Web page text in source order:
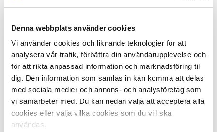
Denna webbplats använder cookies
Vi använder cookies och liknande teknologier för att
analysera vår trafik, förbättra din användarupplevelse och
för att rikta anpassad information och marknadsföring till
dig. Den information som samlas in kan komma att delas
med sociala medier och annons- och analysföretag som
vi samarbeter med. Du kan nedan välja att acceptera alla
cookies eller välja vilka cookies som du vill ska
användas.
deras publikarbete. Ingen klubb får mindre än 200 000
Aktuell publik säsongen 2025:
Allsvenskan: 1 086 316 (11 084 i snitt per match)
Superettan: 220 163 (2501 i snitt per match)
Totalt båda ligorna: 1 306 479
Mest besökta matchen i Allsvenskan: AIK – Hammarby
47 727 åskådare
Mest besökta matchen i Superettan: Örebro SK –